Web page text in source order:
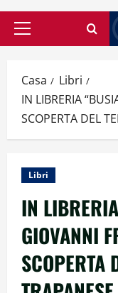
Menù
Casa
Libri
IN LIBRERIA
SCOPERTA DEL
Libri
IN
GIOVANNI
SCOPERTA